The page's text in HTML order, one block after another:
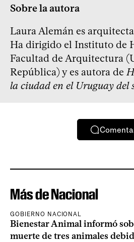
Sobre la autora
Laura Alemán es
Ha dirigido el Instituto de
Facultad de Arquitectura
República) y es autora de
la ciudad en el Uruguay del
Más de Nacional
GOBIERNO NACIONAL
Bienestar Animal informó
muerte de tres animales